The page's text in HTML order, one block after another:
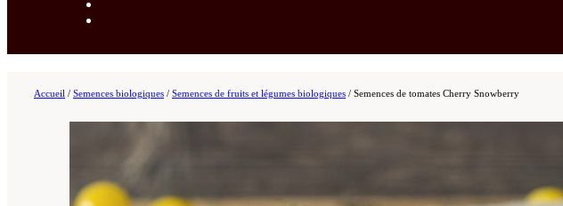
Accueil / Semences biologiques / Semences de fruits et légumes biologiques / Semences de tomates Cherry Snowberry